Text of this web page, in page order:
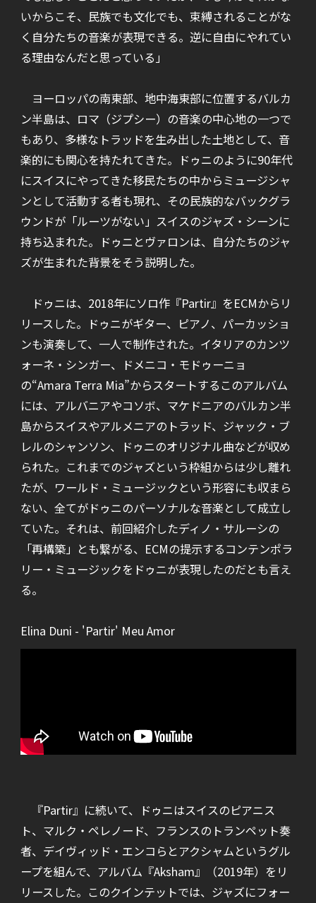
いからこそ、民族でも文化でも、束縛されることがな
く自分たちの音楽が表現できる。逆に自由にやれてい
る理由なんだと思っている」
ヨーロッパの南東部、地中海東部に位置するバルカ
ン半島は、ロマ（ジプシー）の音楽の中心地の一つで
もあり、多様なトラッドを生み出した土地として、音
楽的にも関心を持たれてきた。ドゥニのように90年代
にスイスにやってきた移民たちの中からミュージシャ
ンとして活動する者も現れ、その民族的なバックグラ
ウンドが「ルーツがない」スイスのジャズ・シーンに
持ち込まれた。ドゥニとヴァロンは、自分たちのジャ
ズが生まれた背景をそう説明した。
ドゥニは、2018年にソロ作『Partir』をECMからリ
リースした。ドゥニがギター、ピアノ、パーカッショ
ンも演奏して、一人で制作された。イタリアのカンツ
ォーネ・シンガー、ドメニコ・モドゥーニョ
の“Amara Terra Mia”からスタートするこのアルバム
には、アルバニアやコソボ、マケドニアのバルカン半
島からスイスやアルメニアのトラッド、ジャック・ブ
レルのシャンソン、ドゥニのオリジナル曲などが収め
られた。これまでのジャズという枠組からは少し離れ
たが、ワールド・ミュージックという形容にも収まら
ない、全てがドゥニのパーソナルな音楽として成立し
ていた。それは、前回紹介したディノ・サルーシの
「再構築」とも繋がる、ECMの提示するコンテンポラ
リー・ミュージックをドゥニが表現したのだとも言え
る。
Elina Duni - 'Partir' Meu Amor
『Partir』に続いて、ドゥニはスイスのピアニス
ト、マルク・ペレノード、フランスのトランペット奏
者、デイヴィッド・エンコらとアクシャムというグル
ープを組んで、アルバム『Aksham』（2019年）をリ
リースした。このクインテットでは、ジャズにフォー